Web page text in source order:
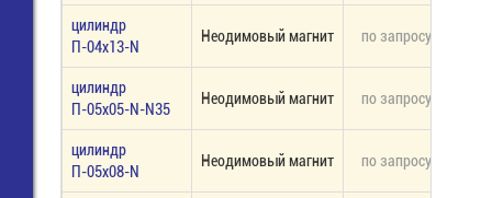
цилиндр
П-04х13-N
Неодимовый магнит по запросу
цилиндр
П-05х05-N-N35
Неодимовый магнит по запросу
цилиндр
П-05х08-N
Неодимовый магнит по запросу